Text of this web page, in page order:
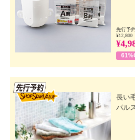
先行予
¥12,800
長い
パル